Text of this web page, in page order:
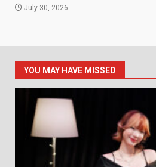
July 30, 2026
YOU MAY HAVE MISSED